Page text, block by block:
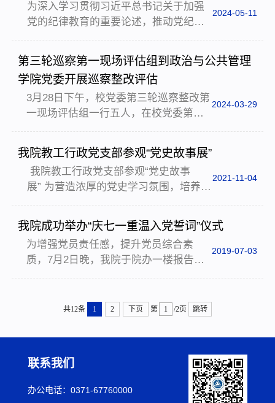
动。学院执行院长兼党委副书记孙远
太、副院长丁辉侠、副院长刘兆鑫、副
院长陈宁、系主任马静、党员教师及学
生代表20余人参加，系党支部书记李轲
主持本次活动。活动伊始，孙院长高度
肯定教工行政管理系党...
为深入学习贯彻习近平总书记关于加强
党的纪律教育的重要论述，推动党纪学
习教育入脑入心、走深走实，按照学校
的部署安排，结合学院实际情况，2024
年5月9日下午，政治与公共管理学院邀
请校纪委、监察专员办公室正处级巡察
专员、正处级组织员李振伟老师作“学习
贯彻新修订的《中国共产党纪律处分条
例》”专题讲座。讲座由学院党委书记于
建军主持，学院正处级巡察专员、正处
级组织员焦世君，党委副书记、纪委书
记陈文新，党委副书...
2024-05-11
第三轮巡察第一现场评估组到政治与公共管理
学院党委开展巡察整改评估
3月28日下午，校党委第三轮巡察整改第
一现场评估组一行五人，在校党委第一
巡察组组长白付理同志的带领下，到政
治与公共管理学院党委开展第三轮巡察
整改现场评估。学院党政领导班子成
员、党委委员、党支部书记、学科负责
人、教授委员会委员、民主党派代表和
师生代表等共73人参加现场评估会，学
院党委副书记刘娟主持会议。会议伊
始，刘娟同志向与会人员介绍出席本次
现场会的评估组成员，并代表学院班子
和全体师生对现场评估组各位...
2024-03-29
我院教工行政党支部参观“党史故事展”
我院教工行政党支部参观“党史故事
展” 为营造浓厚的党史学习氛围，培养师
政党支部组织支部全体党员群众，于11
月3日参观校史馆北侧的“红色文物中的
党 史故事展览”。这个展览，由 100 块
红色文物故事展板组成，展示了 100 个
具有代表性、典型性的红色故事，这些
阐释，也是给中国共产党百年华诞的献
板，上了一堂印象...
2021-11-04
我院成功举办“庆七一重温入党誓词”仪式
为增强党员责任感，提升党员综合素
质，7月2日晚，我院于院办一楼报告厅
2017级辅导员刘烨、2017级辅导员张
位老党员代表和51名新发展党员参加了
预备党员和新老党员代表依次进行发
言。新老党员们严肃认真而又铿锵有力
的发言流露出了他们对党坚定的信念和
2019-07-03
共12条 1 2 下页 第 /2页 跳转
联系我们
办公电话：0371-67760000